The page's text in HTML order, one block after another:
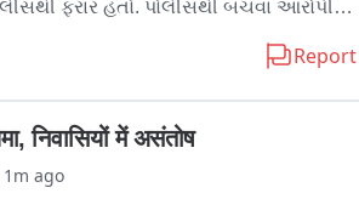
ફરાર હતો. પોલીસથી બચવા આરોપીએ
મોટી કાર્યવાહી. ચોક્કસ માહિતીના
તપાસ ચાલી રહી છે. બોરસદ ટાઉન
Report
निवासियों में असंतोष
1m ago